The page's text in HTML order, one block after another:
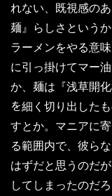
れない、既視感の
麺』らしさという
ラーメンをやる意
に引っ掛けてマー
か、麺は『浅草開
を細く切り出した
すとか。マニアに
る範囲内で、彼ら
はずだと思うのだ
してしまったのだ